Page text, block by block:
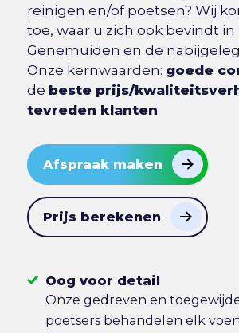
reinigen en/of poetsen? Wij
toe, waar u zich ook bevindt in
Genemuiden en de
Onze kernwaarden: goede
de beste prijs/
tevreden klanten.
Afspraak maken
Prijs berekenen
Oog voor detail
Onze gedreven en
poetsers behandelen elk